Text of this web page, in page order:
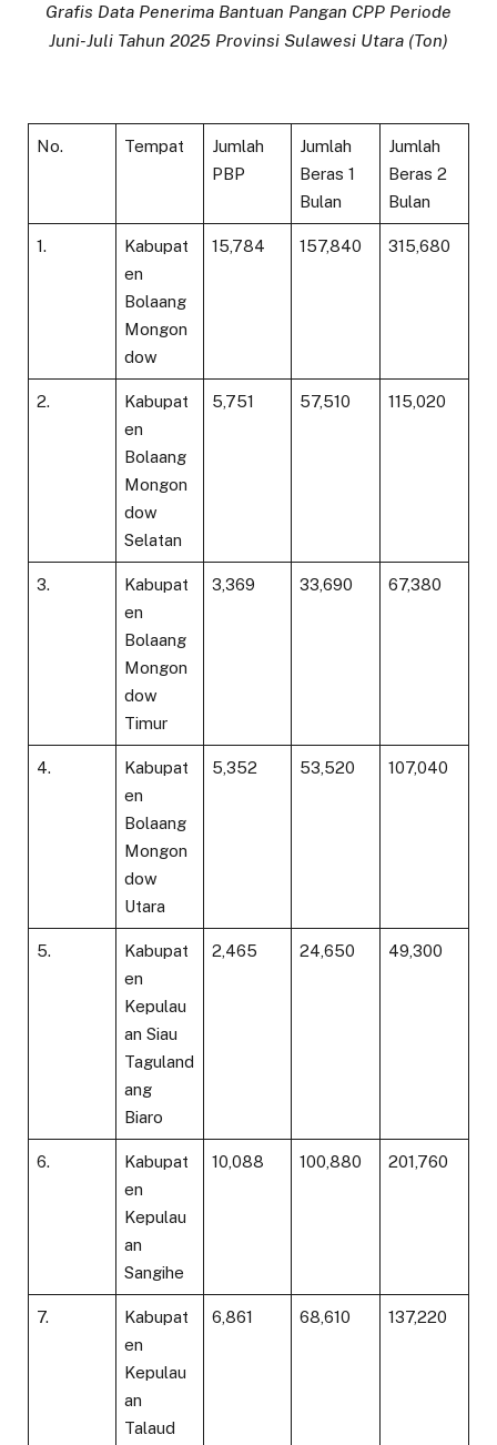
Grafis Data Penerima Bantuan Pangan CPP Periode
Juni-Juli Tahun 2025 Provinsi Sulawesi Utara (Ton)
No. Tempat
Jumlah
PBP
Jumlah
Beras 1
Bulan
Jumlah
Beras 2
Bulan
1.
Kabupat
en
Bolaang
Mongon
dow
15,784 157,840 315,680
2.
Kabupat
en
Bolaang
Mongon
dow
Selatan
5,751 57,510 115,020
3.
Kabupat
en
Bolaang
Mongon
dow
Timur
3,369 33,690 67,380
4.
Kabupat
en
Bolaang
Mongon
dow
Utara
5,352 53,520 107,040
5.
Kabupat
en
Kepulau
an Siau
Taguland
ang
Biaro
2,465 24,650 49,300
6.
Kabupat
en
Kepulau
an
Sangihe
10,088 100,880 201,760
7.
Kabupat
en
Kepulau
an
Talaud
6,861 68,610 137,220